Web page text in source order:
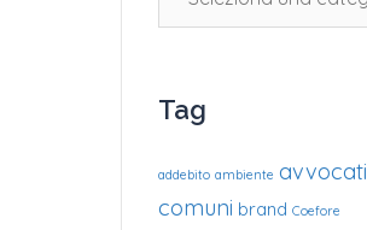
Tag
addebito ambiente avvocati
comuni brand Coefore